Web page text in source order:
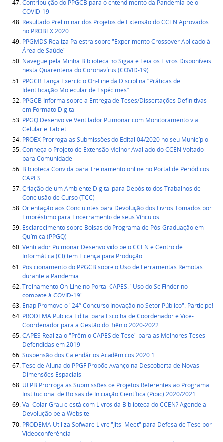
Contribuição do PPGCB para o entendimento da Pandemia pelo
COVID-19
Resultado Preliminar dos Projetos de Extensão do CCEN Aprovados
no PROBEX 2020
PPGMDS Realiza Palestra sobre "Experimento Crossover Aplicado à
Área de Saúde"
Navegue pela Minha Biblioteca no Sigaa e Leia os Livros Disponíveis
nesta Quarentena do Coronavírus (COVID-19)
PPGCB Lança Exercício On-Line da Disciplina “Práticas de
Identificação Molecular de Espécimes”
PPGCB Informa sobre a Entrega de Teses/Dissertações Definitivas
em Formato Digital
PPGQ Desenvolve Ventilador Pulmonar com Monitoramento via
Celular e Tablet
PROEX Prorroga as Submissões do Edital 04/2020 no seu Município
Conheça o Projeto de Extensão Melhor Avaliado do CCEN Voltado
para Comunidade
Biblioteca Convida para Treinamento online no Portal de Periódicos
CAPES
Criação de um Ambiente Digital para Depósito dos Trabalhos de
Conclusão de Curso (TCC)
Orientação aos Concluintes para Devolução dos Livros Tomados por
Empréstimo para Encerramento de seus Vínculos
Esclarecimento sobre Bolsas do Programa de Pós-Graduação em
Química (PPGQ)
Ventilador Pulmonar Desenvolvido pelo CCEN e Centro de
Informática (CI) tem Licença para Produção
Posicionamento do PPGCB sobre o Uso de Ferramentas Remotas
durante a Pandemia
Treinamento On-Line no Portal CAPES: "Uso do SciFinder no
combate à COVID-19"
Enap Promove o "24º Concurso Inovação no Setor Público". Participe!
PRODEMA Publica Edital para Escolha de Coordenador e Vice-
Coordenador para a Gestão do Biênio 2020-2022
CAPES Realiza o "Prêmio CAPES de Tese" para as Melhores Teses
Defendidas em 2019
Suspensão dos Calendários Acadêmicos 2020.1
Tese de Aluna do PPGF Propõe Avanço na Descoberta de Novas
Dimensões Espaciais
UFPB Prorroga as Submissões de Projetos Referentes ao Programa
Institucional de Bolsas de Iniciação Científica (Pibic) 2020/2021
Vai Colar Grau e está com Livros da Biblioteca do CCEN? Agende a
Devolução pela Website
PRODEMA Utiliza Sofware Livre "Jitsi Meet" para Defesa de Tese por
Videoconferência